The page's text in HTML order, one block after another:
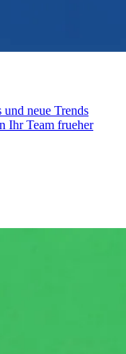
neue Trends
Ihr Team frueher